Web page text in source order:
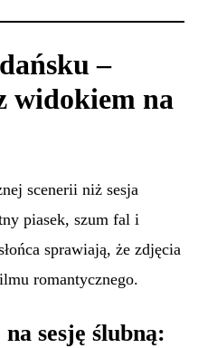
–
widokiem na
scenerii niż sesja
piasek, szum fal i
sprawiają, że zdjęcia
romantycznego.
sesję ślubną: